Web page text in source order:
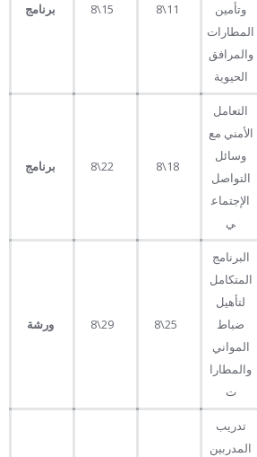
وتأمين
المطارات
والمرافق
الحيوية
11\8 برنامج
التعامل
الأمني مع
وسائل
التواصل
الإجتماع
ي
18\8 برنامج
البرنامج
المتكامل
لتأهيل
ضباط
المواني
والمطارا
ت
ورشة
تدريب
المدربين